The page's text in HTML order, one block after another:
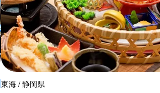
東海 / 静岡県